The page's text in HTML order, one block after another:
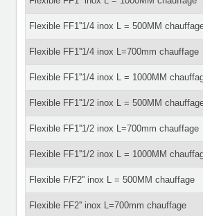
Flexible FF1''1/4 inox L = 500MM
Flexible FF1''1/4 inox L=700mm chauffage
Flexible FF1''1/4 inox L = 1000MM
Flexible FF1''1/2 inox L = 500MM
Flexible FF1''1/2 inox L=700mm chauffage
Flexible FF1''1/2 inox L = 1000MM
Flexible F/F2'' inox L = 500MM chauffage
Flexible FF2'' inox L=700mm chauffage